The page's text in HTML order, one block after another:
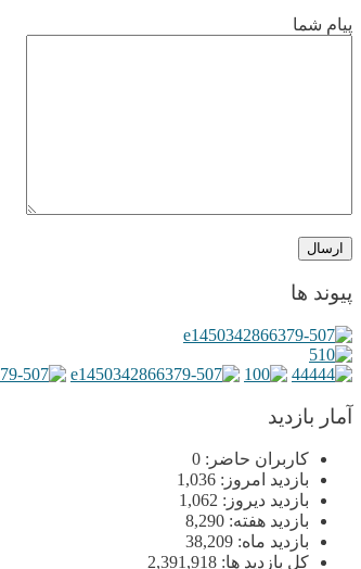
پیام شما
پیوند ها
آمار بازدید
کاربران حاضر: 0
بازدید امروز: 1,036
بازدید دیروز: 1,062
بازدید هفته: 8,290
بازدید ماه: 38,209
کل بازدید ها: 2,391,918